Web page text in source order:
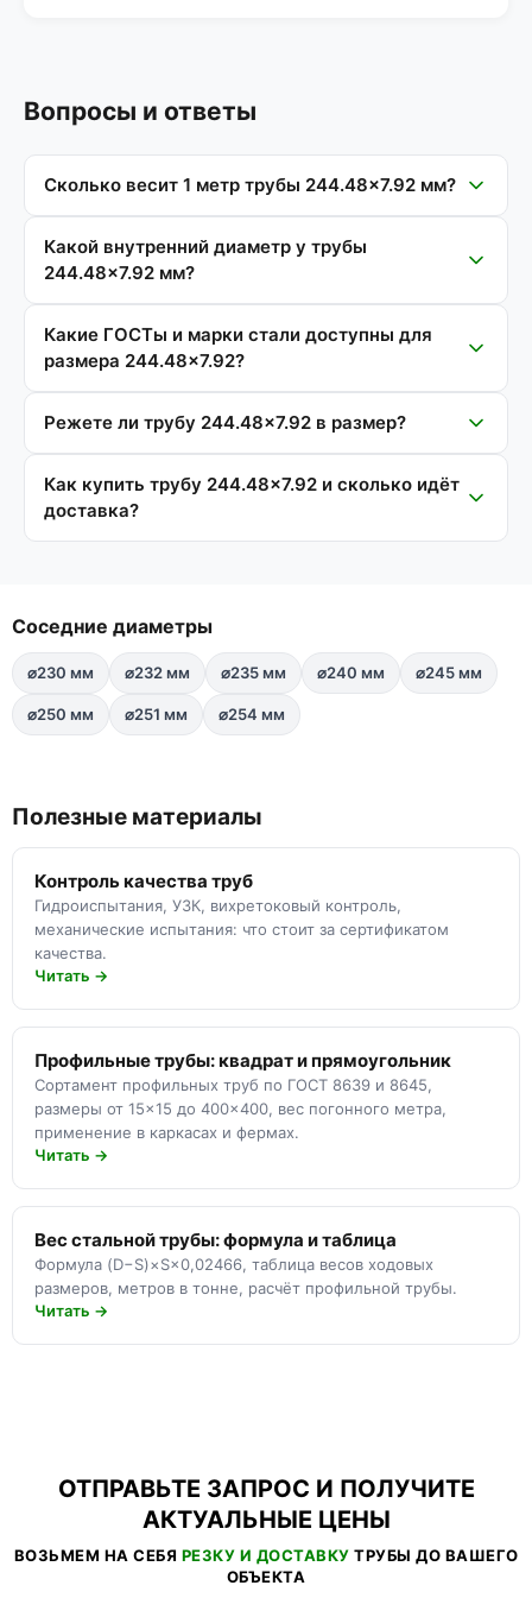
Вопросы и ответы
Сколько весит 1 метр трубы 244.48×7.92 мм?
Какой внутренний диаметр у трубы
244.48×7.92 мм?
Какие ГОСТы и марки стали доступны для
размера 244.48×7.92?
Режете ли трубу 244.48×7.92 в размер?
Как купить трубу 244.48×7.92 и сколько идёт
доставка?
Соседние диаметры
⌀230 мм ⌀232 мм ⌀235 мм ⌀240 мм ⌀245 мм
⌀250 мм ⌀251 мм ⌀254 мм
Полезные материалы
Контроль качества труб
Гидроиспытания, УЗК, вихретоковый контроль,
механические испытания: что стоит за сертификатом
качества.
Читать →
Профильные трубы: квадрат и прямоугольник
Сортамент профильных труб по ГОСТ 8639 и 8645,
размеры от 15×15 до 400×400, вес погонного метра,
применение в каркасах и фермах.
Читать →
Вес стальной трубы: формула и таблица
Формула (D−S)×S×0,02466, таблица весов ходовых
размеров, метров в тонне, расчёт профильной трубы.
Читать →
ОТПРАВЬТЕ ЗАПРОС И ПОЛУЧИТЕ
АКТУАЛЬНЫЕ ЦЕНЫ
ВОЗЬМЕМ НА СЕБЯ РЕЗКУ И ДОСТАВКУ ТРУБЫ ДО ВАШЕГО
ОБЪЕКТА